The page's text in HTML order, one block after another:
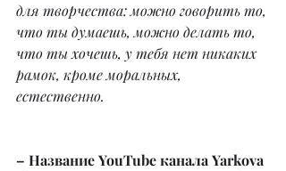
для творчества: можно говорить то,
что ты думаешь, можно делать то,
что ты хочешь, у тебя нет никаких
рамок, кроме моральных,
естественно.
– Название YouTube канала Yarkova